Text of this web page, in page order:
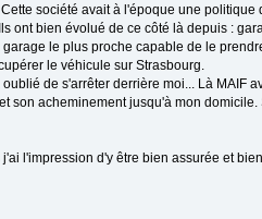
société avait à l'époque une politique
ont bien évolué de ce côté là depuis :
le plus proche capable de le
le véhicule sur Strasbourg.
de s'arrêter derrière moi... Là MAIF
son acheminement jusqu'à mon
l'impression d'y être bien assurée et